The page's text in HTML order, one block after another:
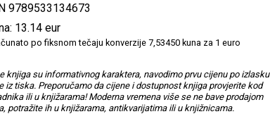
9789533134673
13.14 eur
po fiksnom tečaju konverzije 7,53450 kuna za 1 euro
knjiga su informativnog karaktera, navodimo prvu cijenu po izlasku
iz tiska. Preporučamo da cijene i dostupnost knjiga provjerite kod
ili u knjižarama! Moderna vremena više se ne bave prodajom
potražite ih u knjižarama, antikvarijatima ili u knjižnicama.